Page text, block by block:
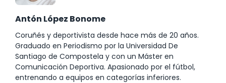
Antón López Bonome
Coruñés y deportivista desde hace más de 20 años.
Graduado en Periodismo por la Universidad De
Santiago de Compostela y con un Máster en
Comunicación Deportiva. Apasionado por el fútbol,
entrenando a equipos en categorías inferiores.